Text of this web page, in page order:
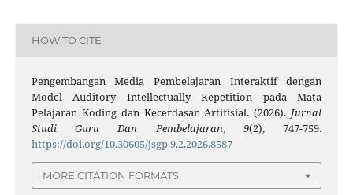
HOW TO CITE
Pengembangan Media Pembelajaran Interaktif dengan
Model Auditory Intellectually Repetition pada Mata
Pelajaran Koding dan Kecerdasan Artifisial. (2026). Jurnal
Studi Guru Dan Pembelajaran, 9(2), 747-759.
https://doi.org/10.30605/jsgp.9.2.2026.8587
MORE CITATION FORMATS